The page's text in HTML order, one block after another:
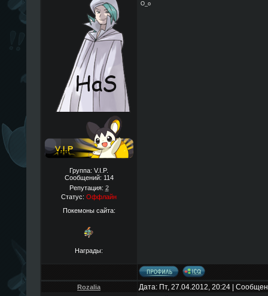
Группа: V.I.P.
Сообщений: 114
Репутация: 2
Статус: Оффлайн
Покемоны сайта:
Награды:
О_о
Rozalia Дата: Пт, 27.04.2012, 20:24 |